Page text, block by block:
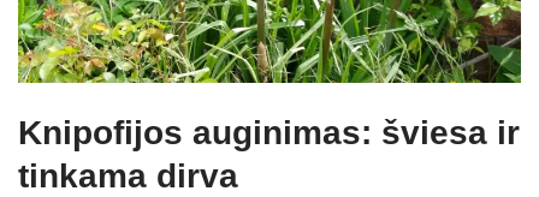
Knipofijos auginimas: šviesa ir
tinkama dirva